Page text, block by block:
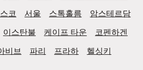
코 서울 스톡홀름
암스테르담
이스탄불 케이프 타운
코펜하겐
비브 파리 프라하 헬싱키